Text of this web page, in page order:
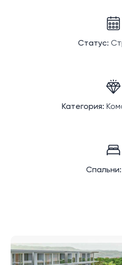
Статус:
Категория:
Спальни: